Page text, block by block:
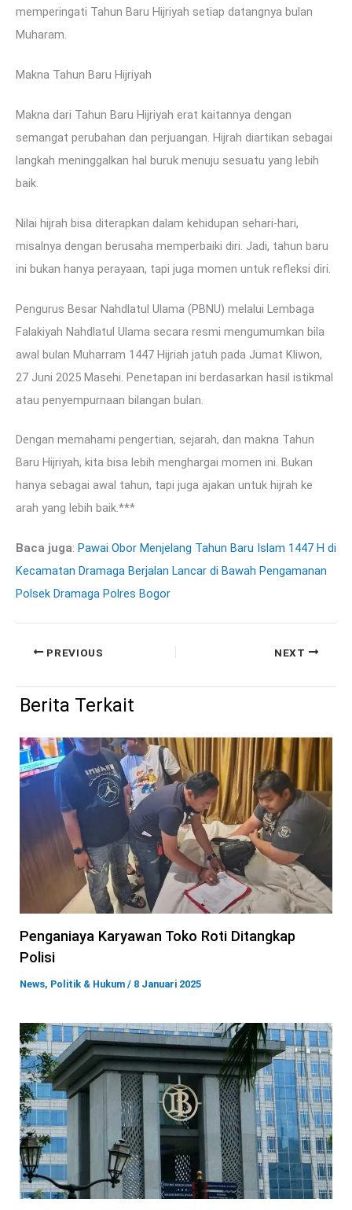
memperingati Tahun Baru Hijriyah setiap datangnya bulan
Muharam.
Makna Tahun Baru Hijriyah
Makna dari Tahun Baru Hijriyah erat kaitannya dengan
semangat perubahan dan perjuangan. Hijrah diartikan sebagai
langkah meninggalkan hal buruk menuju sesuatu yang lebih
baik.
Nilai hijrah bisa diterapkan dalam kehidupan sehari-hari,
misalnya dengan berusaha memperbaiki diri. Jadi, tahun baru
ini bukan hanya perayaan, tapi juga momen untuk refleksi diri.
Pengurus Besar Nahdlatul Ulama (PBNU) melalui Lembaga
Falakiyah Nahdlatul Ulama secara resmi mengumumkan bila
awal bulan Muharram 1447 Hijriah jatuh pada Jumat Kliwon,
27 Juni 2025 Masehi. Penetapan ini berdasarkan hasil istikmal
atau penyempurnaan bilangan bulan.
Dengan memahami pengertian, sejarah, dan makna Tahun
Baru Hijriyah, kita bisa lebih menghargai momen ini. Bukan
hanya sebagai awal tahun, tapi juga ajakan untuk hijrah ke
arah yang lebih baik.***
Baca juga: Pawai Obor Menjelang Tahun Baru Islam 1447 H di
Kecamatan Dramaga Berjalan Lancar di Bawah Pengamanan
Polsek Dramaga Polres Bogor
PREVIOUS NEXT
Berita Terkait
Penganiaya Karyawan Toko Roti Ditangkap
Polisi
News, Politik & Hukum / 8 Januari 2025